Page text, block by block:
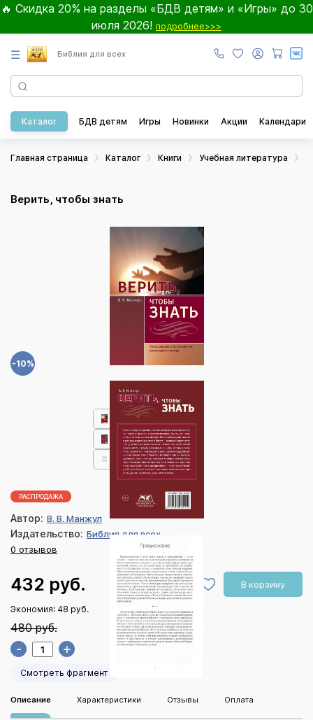
🔥 Скидка 20% на разделы «БДВ детям» и «Игры» до 30
июля 2026! подробнее>>>
☰ Библия для всех
Каталог БДВ детям Игры Новинки Акции Календари
Главная страница Каталог Книги Учебная литература
Верить, чтобы знать
-10%
РАСПРОДАЖА
Автор: В. В. Манжул
Издательство: Библия для всех
0 отзывов
432 руб. В корзину
Экономия: 48 руб.
480 руб.
- +
Смотреть фрагмент
Описание Характеристики Отзывы Оплата